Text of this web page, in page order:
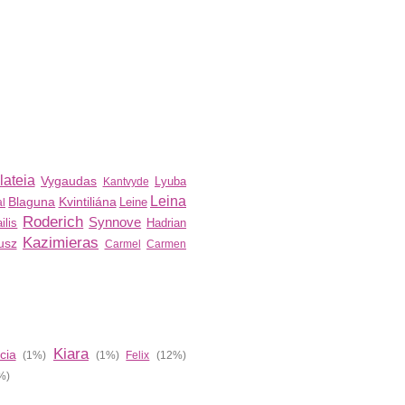
Vygaudas Kantvyde Lyuba
Blaguna Kvintiliána Leine Leina
Roderich Synnove Hadrian
Kazimieras Carmel Carmen
(1%) Kiara(1%) Felix (12%)